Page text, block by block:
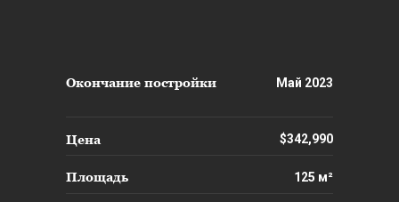
Окончание постройки
Цена
Площадь
Май 2023
$342,990
125 м²